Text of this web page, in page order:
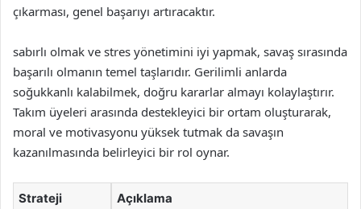
çıkarması, genel başarıyı artıracaktır.
sabırlı olmak ve stres yönetimini iyi yapmak, savaş sırasında
başarılı olmanın temel taşlarıdır. Gerilimli anlarda
soğukkanlı kalabilmek, doğru kararlar almayı kolaylaştırır.
Takım üyeleri arasında destekleyici bir ortam oluşturarak,
moral ve motivasyonu yüksek tutmak da savaşın
kazanılmasında belirleyici bir rol oynar.
Strateji Açıklama